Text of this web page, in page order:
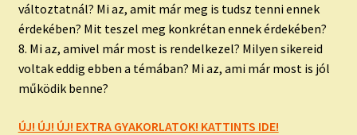
változtatnál? Mi az, amit már meg is tudsz tenni ennek
érdekében? Mit teszel meg konkrétan ennek érdekében?
8. Mi az, amivel már most is rendelkezel? Milyen sikereid
voltak eddig ebben a témában? Mi az, ami már most is jól
működik benne?
ÚJ! ÚJ! ÚJ! EXTRA GYAKORLATOK! KATTINTS IDE!